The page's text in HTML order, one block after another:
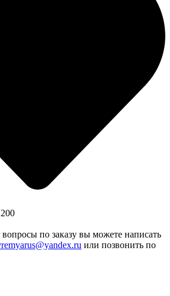
по заказу вы можете написать
или позвонить по